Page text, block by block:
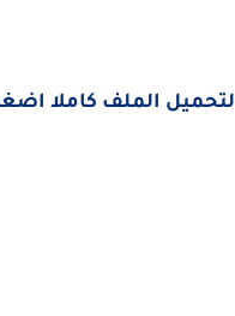
لتحميل الملف كاملا